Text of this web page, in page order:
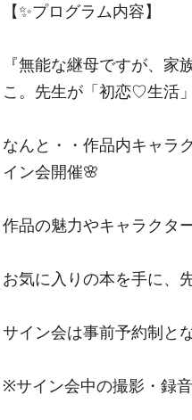
【✨プログラム内容】
『無能な継母ですが、
こ。先生が「初恋♡生活
なんと・・作品内キャラ
イン会開催🌸
作品の魅力やキャラクタ
お気に入りの本を手に、
サイン会は事前予約制と
※サイン会中の撮影・録